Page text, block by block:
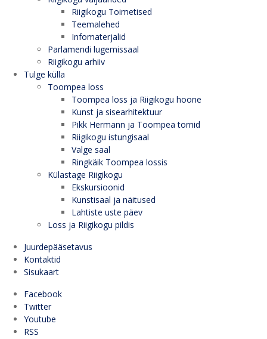
Riigikogu Toimetised
Teemalehed
Infomaterjalid
Parlamendi lugemissaal
Riigikogu arhiiv
Tulge külla
Toompea loss
Toompea loss ja Riigikogu hoone
Kunst ja sisearhitektuur
Pikk Hermann ja Toompea tornid
Riigikogu istungisaal
Valge saal
Ringkäik Toompea lossis
Külastage Riigikogu
Ekskursioonid
Kunstisaal ja näitused
Lahtiste uste päev
Loss ja Riigikogu pildis
Juurdepääsetavus
Kontaktid
Sisukaart
Facebook
Twitter
Youtube
RSS